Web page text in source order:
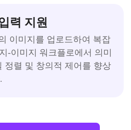
력 지원
이미지를 업로드하여 복잡
-이미지 워크플로에서 의미
정렬 및 창의적 제어를 향상